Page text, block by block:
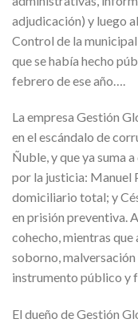
adjudicación) y luego
Control de la
que se había hecho
febrero de ese año….
La empresa Gestión
en el escándalo de
Ñuble, y que ya suma
por la justicia: Manuel
domiciliario total; y
en prisión preventiva.
cohecho, mientras que
soborno,
instrumento público y
El dueño de Gestión